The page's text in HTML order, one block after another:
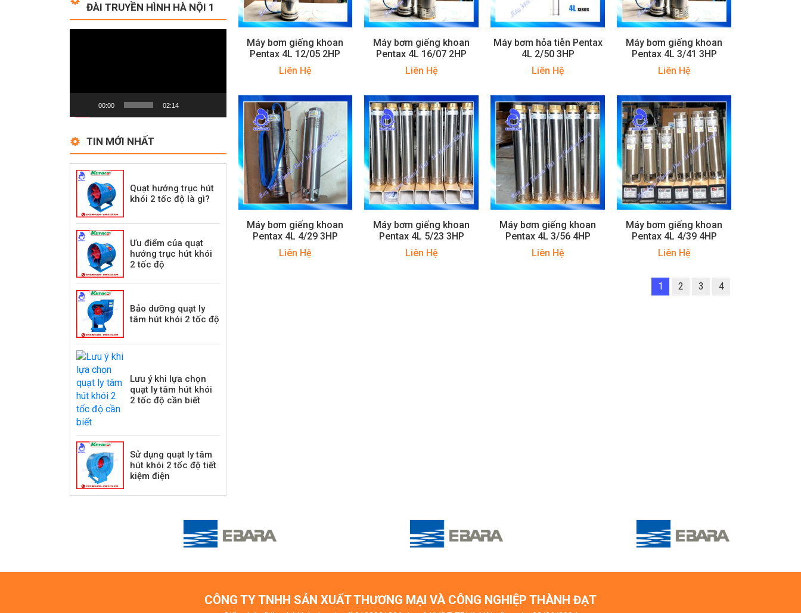
ĐÀI TRUYỀN HÌNH HÀ NỘI 1
00:00 02:14
TIN MỚI NHẤT
Quạt hướng trục hút
khói 2 tốc độ là gì?
Ưu điểm của quạt
hướng trục hút khói
2 tốc độ
Bảo dưỡng quạt ly
tâm hút khói 2 tốc độ
Lưu ý khi lựa chọn
quạt ly tâm hút khói
2 tốc độ cần biết
Sử dụng quạt ly tâm
hút khói 2 tốc độ tiết
kiệm điện
Máy bơm giếng khoan
Pentax 4L 12/05 2HP
Liên Hệ
Máy bơm giếng khoan
Pentax 4L 16/07 2HP
Liên Hệ
Máy bơm hỏa tiễn Pentax
4L 2/50 3HP
Liên Hệ
Máy bơm giếng khoan
Pentax 4L 3/41 3HP
Liên Hệ
Máy bơm giếng khoan
Pentax 4L 4/29 3HP
Liên Hệ
Máy bơm giếng khoan
Pentax 4L 5/23 3HP
Liên Hệ
Máy bơm giếng khoan
Pentax 4L 3/56 4HP
Liên Hệ
Máy bơm giếng khoan
Pentax 4L 4/39 4HP
Liên Hệ
1 2 3 4
CÔNG TY TNHH SẢN XUẤT THƯƠNG MẠI VÀ CÔNG NGHIỆP THÀNH ĐẠT